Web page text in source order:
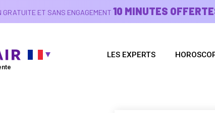
GRATUITE ET SANS ENGAGEMENT 10 MINUTES
LES EXPERTS